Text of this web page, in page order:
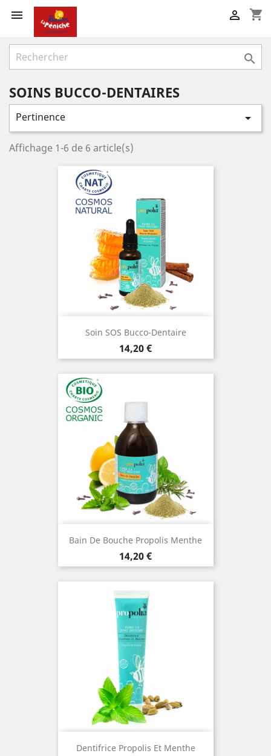
 shopping_cart


SOINS BUCCO-DENTAIRES
Pertinence 
Affichage 1-6 de 6 article(s)
Soin SOS Bucco-Dentaire
Prix
14,20 €
Bain De Bouche Propolis Menthe
Prix
14,20 €
Dentifrice Propolis Et Menthe